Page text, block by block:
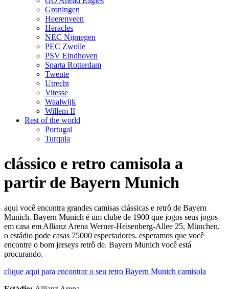
Groningen
Heerenveen
Heracles
NEC Nijmegen
PEC Zwolle
PSV Eindhoven
Sparta Rotterdam
Twente
Utrecht
Vitesse
Waalwijk
Willem II
Rest of the world
Portugal
Turquia
clássico e retro camisola a
partir de Bayern Munich
aqui você encontra grandes camisas clássicas e retrô de Bayern
Munich. Bayern Munich é um clube de 1900 que jogos seus jogos
em casa em Allianz Arena Werner-Heisenberg-Allee 25, München.
o estádio pode casas 75000 espectadores. esperamos que você
encontre o bom jerseys retrô de. Bayern Munich você está
procurando.
clique aqui para encontrar o seu retro Bayern Munich camisola